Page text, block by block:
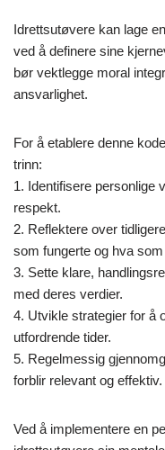
Idrettsutøvere kan lage
ved å definere sine
bør vektlegge moral
ansvarlighet.
For å etablere denne
trinn:
1. Identifisere personlige
respekt.
2. Reflektere over
som fungerte og hva
3. Sette klare,
med deres verdier.
4. Utvikle strategier for å
utfordrende tider.
5. Regelmessig
forblir relevant og effektiv.
Ved å implementere en